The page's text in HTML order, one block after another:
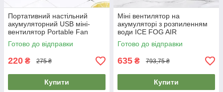
Портативний настільний
акумуляторний USB міні-
вентилятор Portable Fan
маленький, від ЮСБ, на
акумуляторі
Готово до відправки
220 ₴ 275 ₴
Купити
Міні вентилятор на
акумуляторі з розпиленням
води ICE FOG AIR
CONDITIONER FAN Білий,
портативний вентилятор
Готово до відправки
635 ₴ 793,75 ₴
Купити